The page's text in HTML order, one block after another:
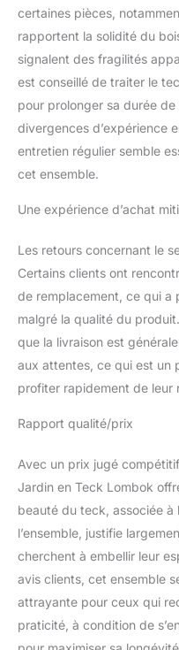
certaines pièces,
rapportent la solidité du
signalent des fragilités
est conseillé de traiter le
pour prolonger sa durée
divergences d’expérience
entretien régulier semble
cet ensemble.
Une expérience d’achat
Les retours concernant le
Certains clients ont
de remplacement, ce qui a
malgré la qualité du
que la livraison est
aux attentes, ce qui est un
profiter rapidement de leur
Rapport qualité/prix
Avec un prix jugé
Jardin en Teck Lombok
beauté du teck, associée à
l’ensemble, justifie
cherchent à embellir leur
avis clients, cet ensemble
attrayante pour ceux qui
praticité, à condition de